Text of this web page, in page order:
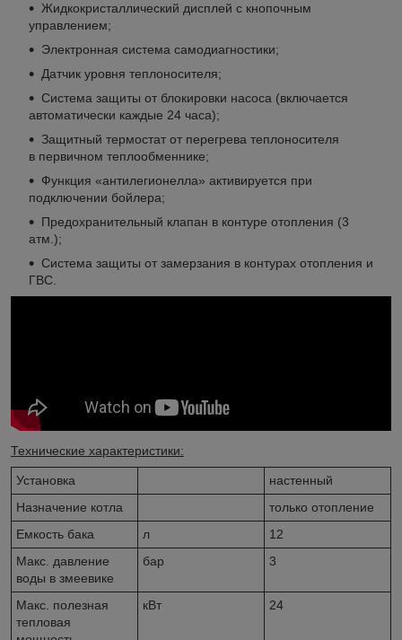
Жидкокристаллический дисплей с кнопочным
управлением;
Электронная система самодиагностики;
Датчик уровня теплоносителя;
Система защиты от блокировки насоса (включается
автоматически каждые 24 часа);
Защитный термостат от перегрева теплоносителя
в первичном теплообменнике;
Функция «антилегионелла» активируется при
подключении бойлера;
Предохранительный клапан в контуре отопления (3
атм.);
Система защиты от замерзания в контурах отопления и
ГВС.
Технические характеристики:
Установка
настенный
Назначение котла
только отопление
Емкость бака
л
12
Макс. давление
воды в змеевике
бар 3
Макс. полезная
тепловая
кВт 24